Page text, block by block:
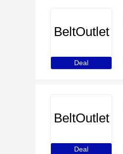
BeltOutlet
Deal
BeltOutlet
Deal